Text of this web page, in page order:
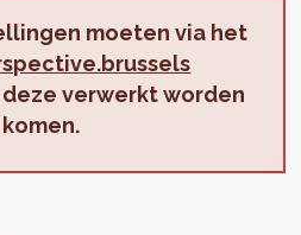
moeten via het
verwerkt worden